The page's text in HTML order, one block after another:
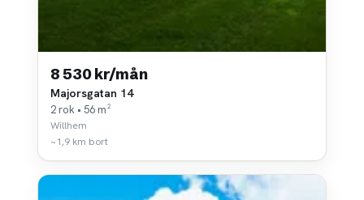
8 530 kr/mån
Majorsgatan 14
2 rok • 56 m²
Willhem
~1,9 km bort